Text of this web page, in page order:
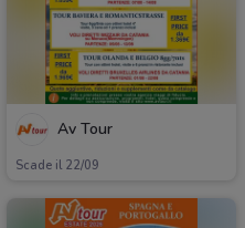
Av Tour
Scade il 22/09